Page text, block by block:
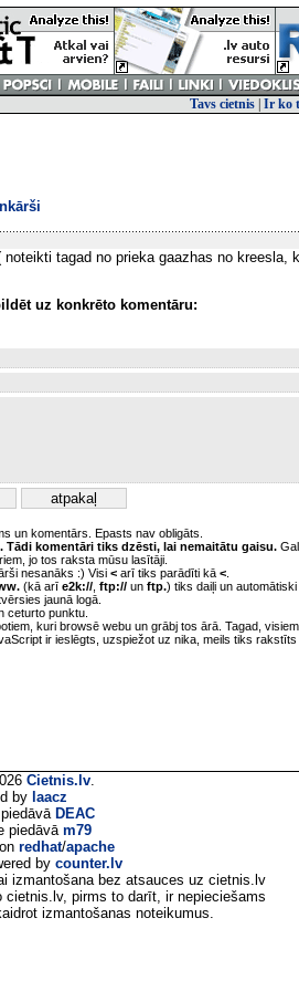
Tavs cietnis Ir ko
tagad no prieka gaazhas no kreesla,
uz konkrēto komentāru:
un komentārs. Epasts nav obligāts.
Tādi komentāri tiks dzēsti, lai nemaitātu gaisu.
jo tos raksta mūsu lasītāji.
nesanāks :) Visi < arī tiks parādīti kā <
(kā arī e2k:// ftp:// un ftp.) tiks daiļi un
jaunā logā.
ceturto punktu.
kuri browsē webu un grābj tos ārā. Tagad,
ir ieslēgts, uzspiežot uz nika, meils tiks
Cietnis.lv.
by laacz
DEAC
piedāvā m79
on redhat/apache
by counter.lv
izmantošana bez atsauces uz cietnis.lv
pirms to darīt, ir nepieciešams
izmantošanas noteikumus.